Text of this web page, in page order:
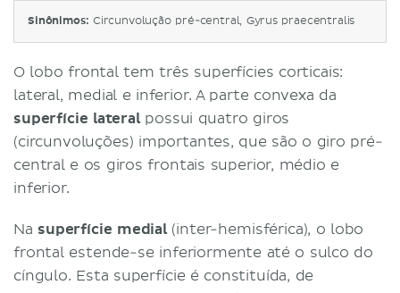
Sinônimos: Circunvolução pré-central, Gyrus praecentralis
O lobo frontal tem três superfícies corticais:
lateral, medial e inferior. A parte convexa da
superfície lateralpossui quatro giros
(circunvoluções) importantes, que são o giro pré-
central e os giros frontais superior, médio e
inferior.
Na superfície medial(inter-hemisférica), o lobo
frontal estende-se inferiormente até o sulco do
cíngulo. Esta superfície é constituída, de